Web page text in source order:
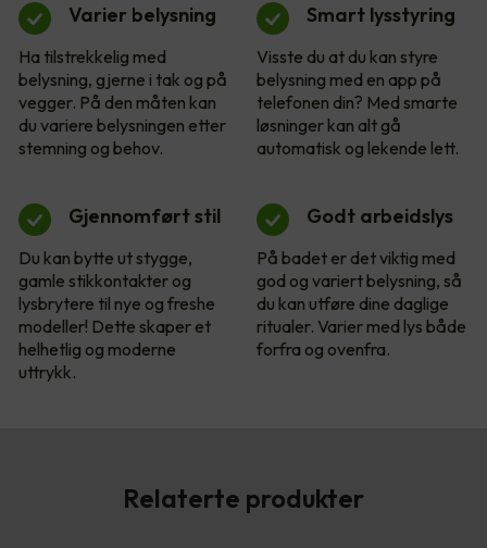
Varier belysning
Ha tilstrekkelig med
belysning, gjerne i tak og på
vegger. På den måten kan
du variere belysningen etter
stemning og behov.
Smart lysstyring
Visste du at du kan styre
belysning med en app på
telefonen din? Med smarte
løsninger kan alt gå
automatisk og lekende lett.
Gjennomført stil
Du kan bytte ut stygge,
gamle stikkontakter og
lysbrytere til nye og freshe
modeller! Dette skaper et
helhetlig og moderne
uttrykk.
Godt arbeidslys
På badet er det viktig med
god og variert belysning, så
du kan utføre dine daglige
ritualer. Varier med lys både
forfra og ovenfra.
Relaterte produkter